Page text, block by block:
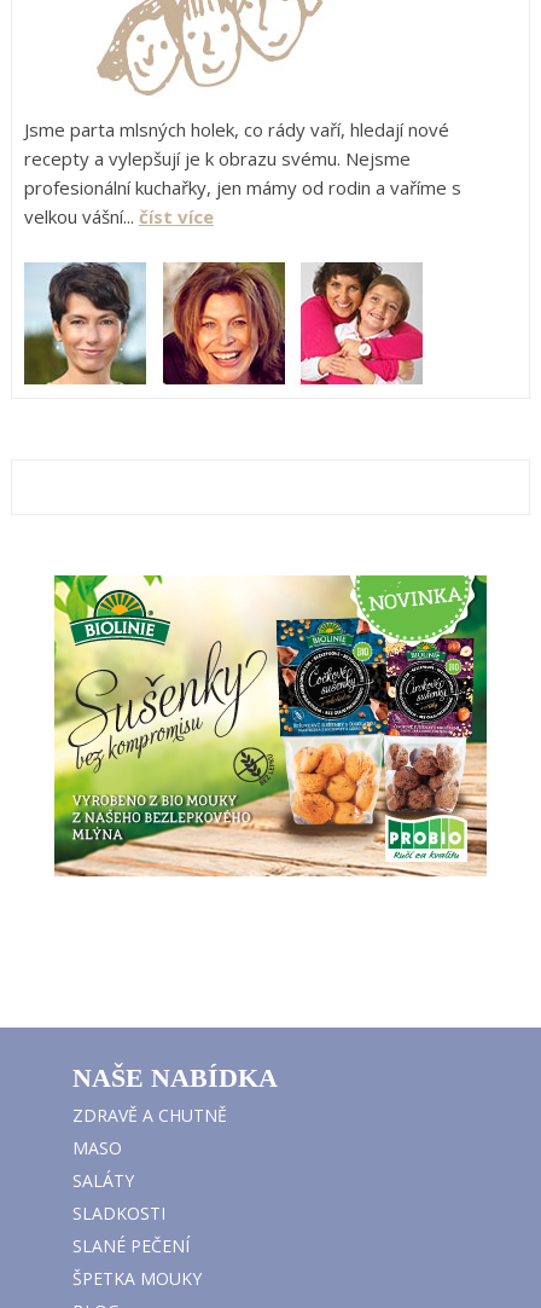
Jsme parta mlsných holek, co rády vaří, hledají nové
recepty a vylepšují je k obrazu svému. Nejsme
profesionální kuchařky, jen mámy od rodin a vaříme s
velkou vášní... číst více
NAŠE NABÍDKA
ZDRAVĚ A CHUTNĚ
MASO
SALÁTY
SLADKOSTI
SLANÉ PEČENÍ
ŠPETKA MOUKY